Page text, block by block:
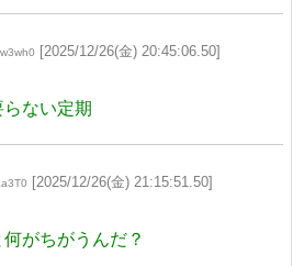
[2025/12/26(金) 20:45:06.50]
ない定期
[2025/12/26(金) 21:15:51.50]
がちがうんだ？